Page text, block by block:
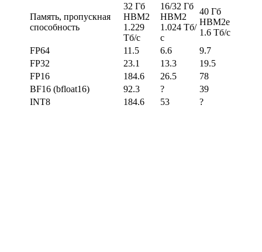
Память, пропускная
способность
32 Гб
HBM2
1.229
Тб/с
16/32 Гб
HBM2
1.024 Тб/
с
40 Гб
HBM2e
1.6 Тб/с
FP64
11.5 6.6
9.7
FP32
23.1 13.3
19.5
FP16
184.6 26.5
78
BF16 (bfloat16)
92.3 ?
39
INT8
184.6 53 ?